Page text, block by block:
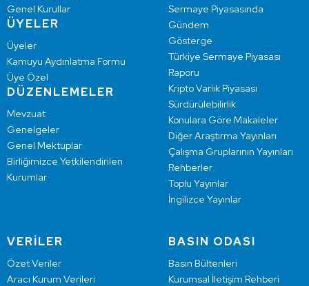
Genel Kurullar
ÜYELER
Üyeler
Kamuyu Aydınlatma Formu
Üye Özel
DÜZENLEMELER
Mevzuat
Genelgeler
Genel Mektuplar
Birliğimizce Yetkilendirilen
Kurumlar
Sermaye Piyasasında
Gündem
Gösterge
Türkiye Sermaye Piyasası
Raporu
Kripto Varlık Piyasası
Sürdürülebilirlik
Konulara Göre Makaleler
Diğer Araştırma Yayınları
Çalışma Gruplarının Yayınları
Rehberler
Toplu Yayınlar
İngilizce Yayınlar
VERİLER
Özet Veriler
Aracı Kurum Verileri
BASIN ODASI
Basın Bültenleri
Kurumsal İletişim Rehberi